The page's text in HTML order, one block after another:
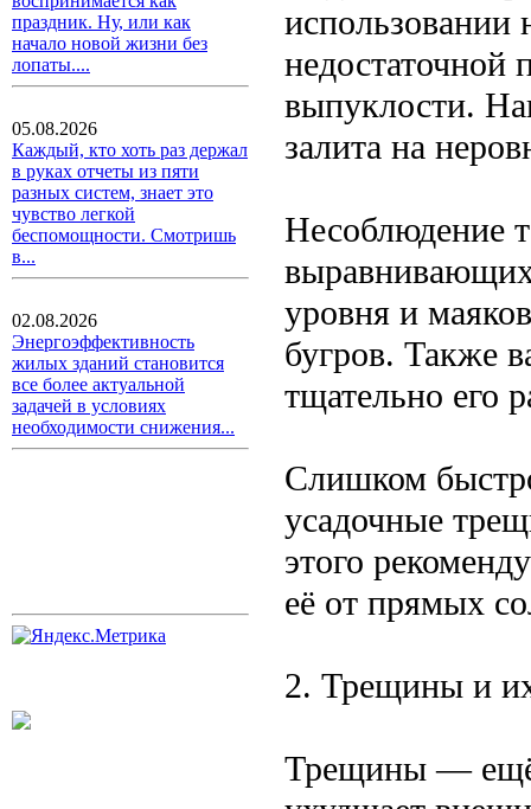
праздник. Ну, или как
начало новой жизни без
лопаты....
05.08.2026
Каждый, кто хоть раз держал
в руках отчеты из пяти
разных систем, знает это
чувство легкой
беспомощности. Смотришь
в...
02.08.2026
Энергоэффективность
жилых зданий становится
все более актуальной
задачей в условиях
необходимости снижения...
использовании
недостаточной
выпуклости.
залита на
Несоблюдение
выравнивающих
уровня и
бугров. Также
тщательно его
Слишком
усадочные
этого
её от прямых
2. Трещины и
Трещины — ещё